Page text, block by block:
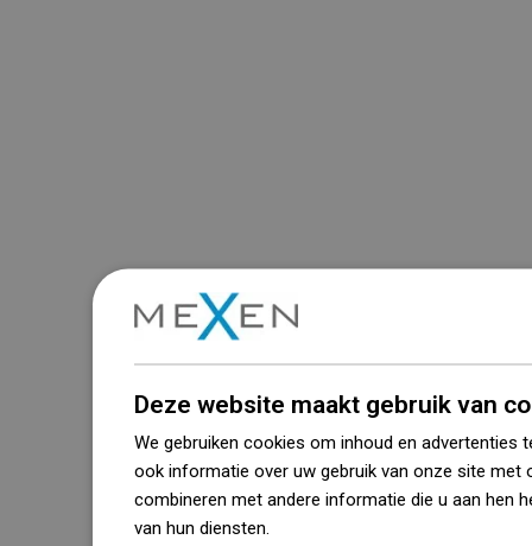
Deze website maakt gebruik van
We gebruiken cookies om inhoud en advertenties
ook informatie over uw gebruik van onze site met
combineren met andere informatie die u aan hen
van hun diensten.